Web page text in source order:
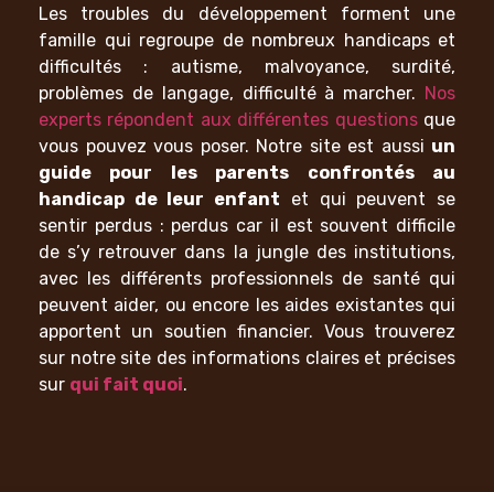
Les troubles du développement forment une
famille qui regroupe de nombreux handicaps et
difficultés : autisme, malvoyance, surdité,
problèmes de langage, difficulté à marcher. Nos
experts répondent aux différentes questionsque
vous pouvez vous poser. Notre site est aussi un
guide pour les parents confrontés au
handicap de leur enfant et qui peuvent se
sentir perdus : perdus car il est souvent difficile
de s’y retrouver dans la jungle des institutions,
avec les différents professionnels de santé qui
peuvent aider, ou encore les aides existantes qui
apportent un soutien financier. Vous trouverez
sur notre site des informations claires et précises
sur qui fait quoi.